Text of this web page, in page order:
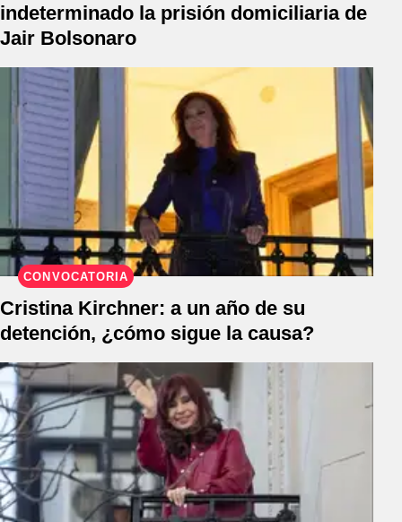
indeterminado la prisión domiciliaria de
Jair Bolsonaro
CONVOCATORIA
Cristina Kirchner: a un año de su
detención, ¿cómo sigue la causa?